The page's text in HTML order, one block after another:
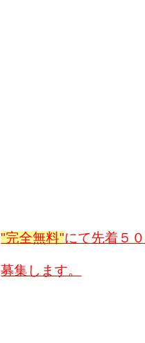
"完全無料"にて先着５
募集します。